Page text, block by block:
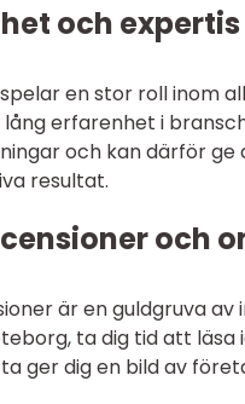
och expertis
en stor roll inom
erfarenhet i
och kan därför
resultat.
och
är en guldgruva
ta dig tid att
ger dig en bild av